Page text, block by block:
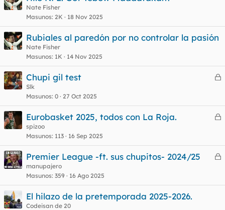
Nate Fisher
Masunos 2K 18 Nov 2025
Rubiales al paredón por no controlar la pasión
Nate Fisher
Masunos 1K 14 Nov 2025
C
r
a
Chupi gil test
Slk
Masunos 0 27 Oct 2025
C
r
a
Eurobasket 2025, todos con La Roja.
spizoo
Masunos 113 16 Sep 2025
C
r
Premier League -ft. sus chupitos- 2024/25
manupajero
Masunos 359 16 Ago 2025
El hilazo de la pretemporada 2025-2026.
Codeisan de 20